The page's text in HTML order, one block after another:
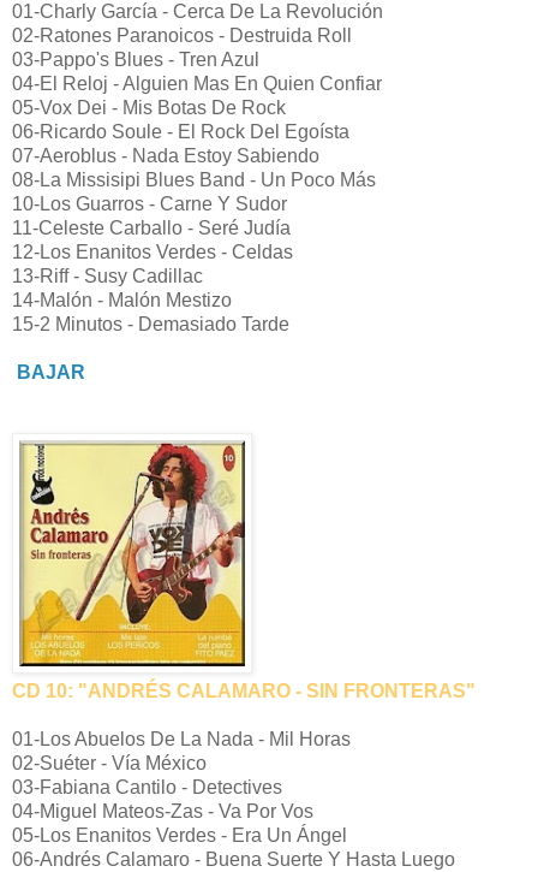
01-Charly García - Cerca De La Revolución
02-Ratones Paranoicos - Destruida Roll
03-Pappo's Blues - Tren Azul
04-El Reloj - Alguien Mas En Quien Confiar
05-Vox Dei - Mis Botas De Rock
06-Ricardo Soule - El Rock Del Egoísta
07-Aeroblus - Nada Estoy Sabiendo
08-La Missisipi Blues Band - Un Poco Más
10-Los Guarros - Carne Y Sudor
11-Celeste Carballo - Seré Judía
12-Los Enanitos Verdes - Celdas
13-Riff - Susy Cadillac
14-Malón - Malón Mestizo
15-2 Minutos - Demasiado Tarde
BAJAR
CD 10: "ANDRÉS CALAMARO - SIN FRONTERAS"
01-Los Abuelos De La Nada - Mil Horas
02-Suéter - Vía México
03-Fabiana Cantilo - Detectives
04-Miguel Mateos-Zas - Va Por Vos
05-Los Enanitos Verdes - Era Un Ángel
06-Andrés Calamaro - Buena Suerte Y Hasta Luego